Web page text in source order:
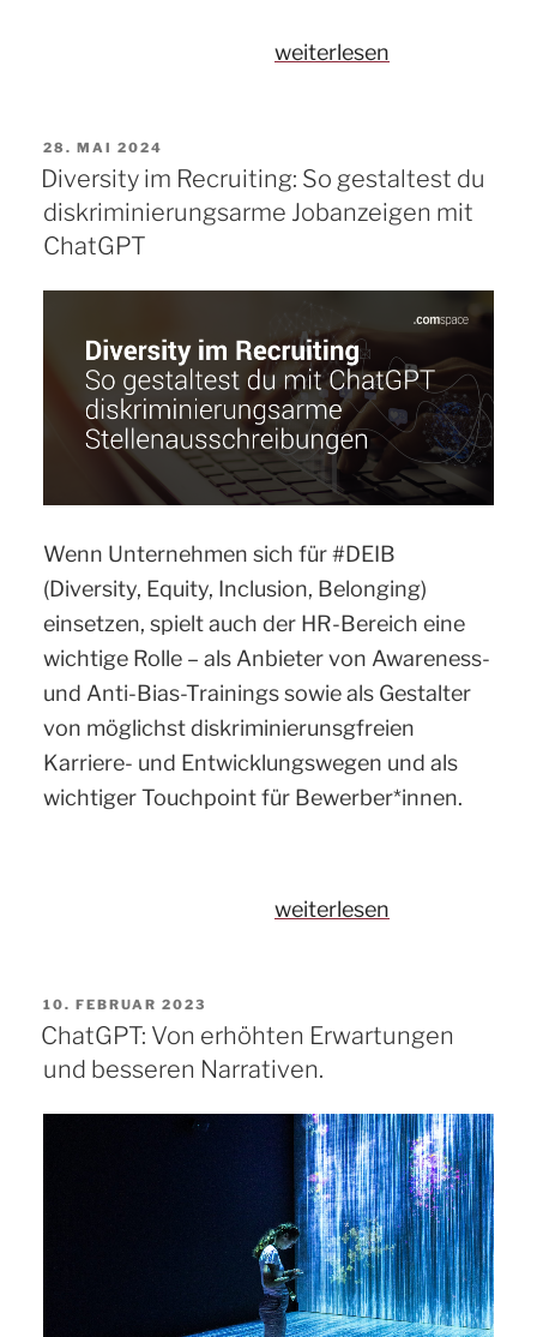
„KI
–
Unsere
von
der
OMKI
2025“
weiterlesen
VERÖFFENTLICHT
AM
28. MAI 2024
Diversity im Recruiting: So gestaltest du
diskriminierungsarme Jobanzeigen mit
ChatGPT
Wenn Unternehmen sich für #DEIB
(Diversity, Equity, Inclusion, Belonging)
einsetzen, spielt auch der HR-Bereich eine
wichtige Rolle – als Anbieter von Awareness-
und Anti-Bias-Trainings sowie als Gestalter
von möglichst diskriminierunsgfreien
Karriere- und Entwicklungswegen und als
wichtiger Touchpoint für Bewerber*innen.
„Diversity
gestaltest
du
diskriminierungsarme
Jobanzeigen
mit
ChatGPT“
weiterlesen
VERÖFFENTLICHT
AM
10. FEBRUAR 2023
ChatGPT: Von erhöhten Erwartungen
und besseren Narrativen.